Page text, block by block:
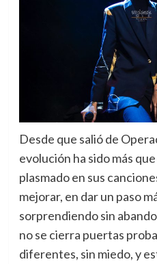
Desde que salió de
evolución ha sido más
plasmado en sus
mejorar, en dar un paso
sorprendiendo sin
no se cierra puertas
diferentes, sin miedo, y